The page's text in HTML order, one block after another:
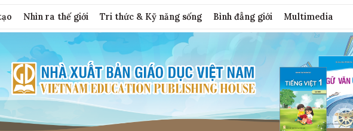
Nhìn ra thế giới Tri thức & Kỹ năng sống Bình đẳng giới Multimedia